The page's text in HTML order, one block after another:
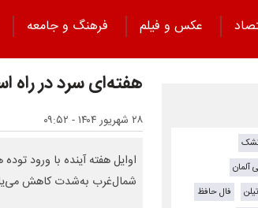
عکس و فیلم فرهنگ و جامعه
هفته‌ای سرد در راه
۲۸ شهریور ۱۴۰۴ - ۰۹:۵۲
اوایل هفته آینده با ورود
شمال‌غرب به‌شدت کاهش
آلمان
فال حافظ